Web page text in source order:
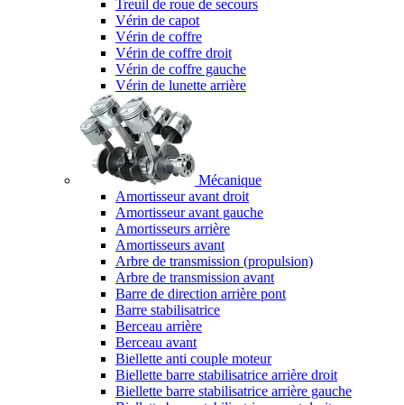
Treuil de roue de secours
Vérin de capot
Vérin de coffre
Vérin de coffre droit
Vérin de coffre gauche
Vérin de lunette arrière
Mécanique
Amortisseur avant droit
Amortisseur avant gauche
Amortisseurs arrière
Amortisseurs avant
Arbre de transmission (propulsion)
Arbre de transmission avant
Barre de direction arrière pont
Barre stabilisatrice
Berceau arrière
Berceau avant
Biellette anti couple moteur
Biellette barre stabilisatrice arrière droit
Biellette barre stabilisatrice arrière gauche